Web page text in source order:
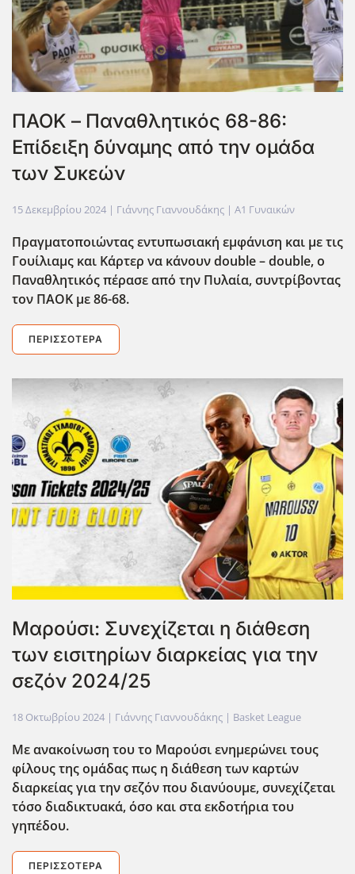
ΠΑΟΚ – Παναθλητικός 68-86:
Επίδειξη δύναμης από την ομάδα
των Συκεών
15 Δεκεμβρίου 2024 | Γιάννης Γιαννουδάκης | Α1 Γυναικών
Πραγματοποιώντας εντυπωσιακή εμφάνιση και με τις
Γουίλιαμς και Κάρτερ να κάνουν double– double, ο
Παναθλητικός πέρασε από την Πυλαία, συντρίβοντας
τον ΠΑΟΚ με 86-68.
ΠΕΡΙΣΣΌΤΕΡΑ
Μαρούσι: Συνεχίζεται η διάθεση
των εισιτηρίων διαρκείας για την
σεζόν 2024/25
18 Οκτωβρίου 2024 | Γιάννης Γιαννουδάκης | Basket League
Με ανακοίνωση του το Μαρούσι ενημερώνει τους
φίλους της ομάδας πως η διάθεση των καρτών
διαρκείας για την σεζόν που διανύουμε, συνεχίζεται
τόσο διαδικτυακά, όσο και στα εκδοτήρια του
γηπέδου.
ΠΕΡΙΣΣΌΤΕΡΑ